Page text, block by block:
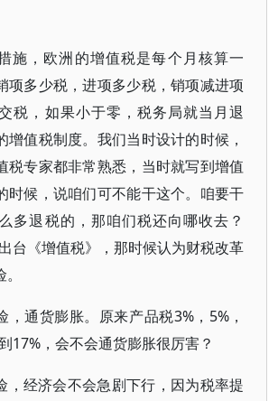
施，欧洲的增值税是每个月核算一
项多少税，进项多少税，销项减进项
税，如果小于零，税务局就当月退
增值税制度。我们当时设计的时候，
税专家都非常熟悉，当时就写到增值
时候，说咱们可不能干这个。咱要干
多退税的，那咱们税还向哪收去？
台《增值税》，那时候认为财税改革
，通货膨胀。原来产品税3%，5%，
17%，会不会通货膨胀很厉害？
，经济会不会急剧下行，因为税率提